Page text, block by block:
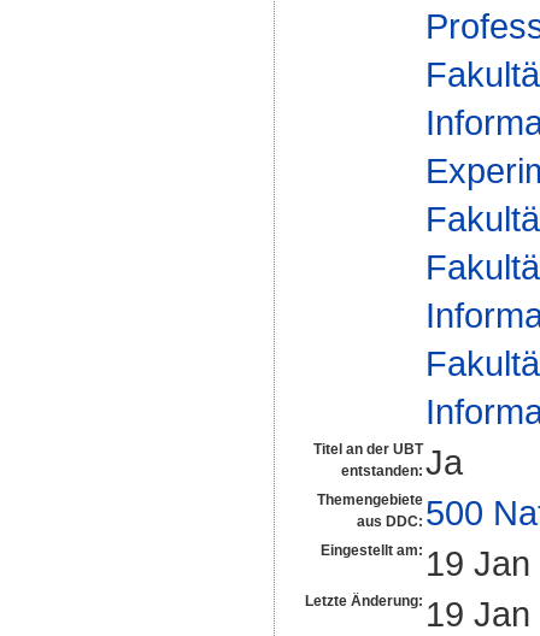
Titel an der UBT
entstanden: Ja
Themengebiete
aus DDC: 500
Eingestellt am: 19
Letzte Änderung: 19